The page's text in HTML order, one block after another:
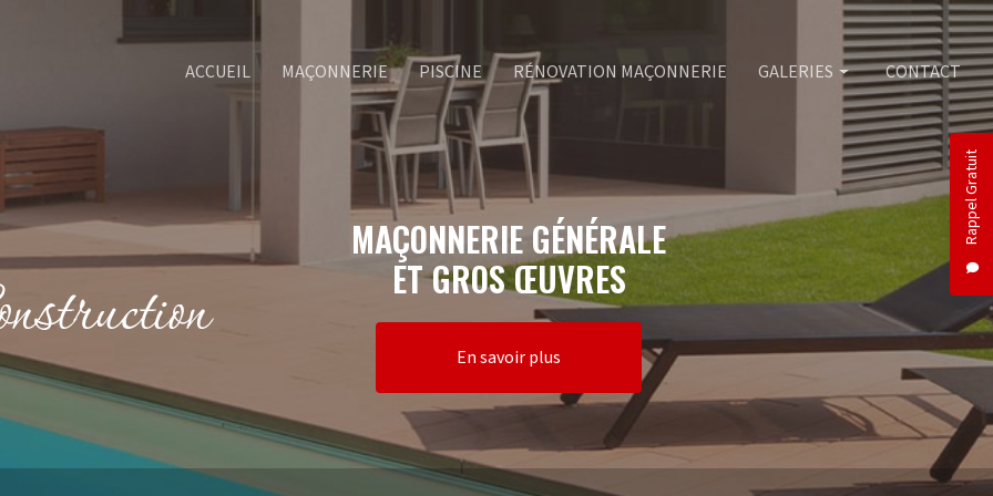
Rappel Gratuit
ACCUEIL MAÇONNERIE PISCINE RÉNOVATION MAÇONNERIE GALERIES
Maçonnerie
Piscine
Rénovation maçonnerie
CONTACT
MAÇONNERIE GÉNÉRALE
ET GROS ŒUVRES
En savoir plus